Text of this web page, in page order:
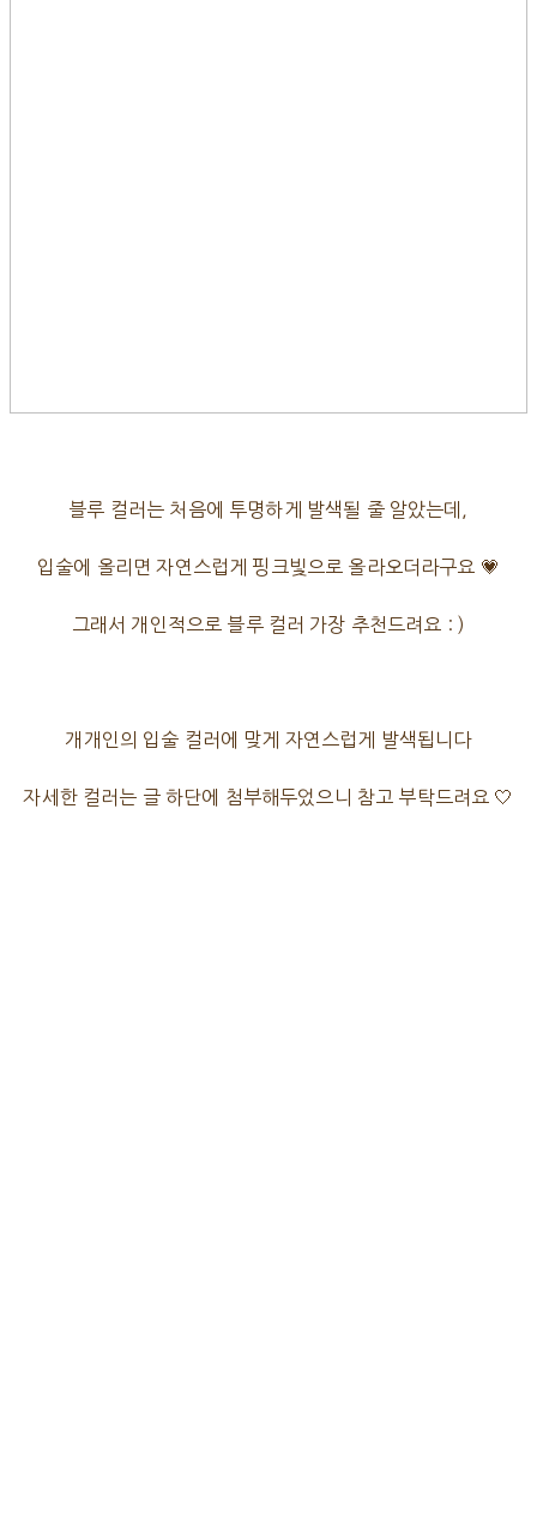
블루 컬러는 처음에 투명하게 발색될 줄 알았는데,
입술에 올리면 자연스럽게 핑크빛으로 올라오더라구요 💗
그래서 개인적으로 블루 컬러 가장 추천드려요 : )
개개인의 입술 컬러에 맞게 자연스럽게 발색됩니다
자세한 컬러는 글 하단에 첨부해두었으니 참고 부탁드려요 🤍